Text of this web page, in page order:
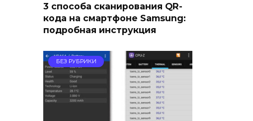
3 способа сканирования QR-
кода на смартфоне Samsung:
подробная инструкция
БЕЗ РУБРИКИ